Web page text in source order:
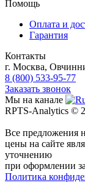
Помощь
Оплата и
Гарантия
Контакты
г. Москва,
8 (800) 533-95-77
Заказать звонок
Мы на канале
RPTS-Analytics ©
Все предложения
цены на сайте
уточнению
при оформлении
Политика